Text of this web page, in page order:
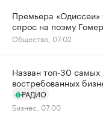
Премьера «Одиссеи»
спрос на поэму
Общество, 07:02
Назван топ-30 самых
востребованных
РАДИО
Бизнес, 07:00